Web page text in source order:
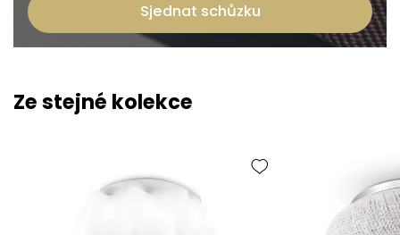
Sjednat schůzku
Ze stejné kolekce